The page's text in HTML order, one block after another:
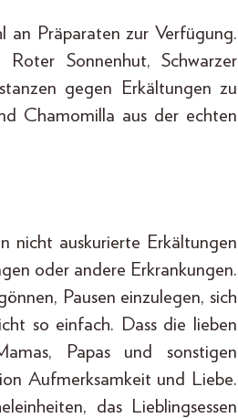
an Präparaten zur Verfügung.
Sonnenhut, Schwarzer
gegen Erkältungen zu
Chamomilla aus der echten
nicht auskurierte Erkältungen
oder andere Erkrankungen.
Pausen einzulegen, sich
so einfach. Dass die lieben
Papas und sonstigen
Aufmerksamkeit und Liebe.
das Lieblingsessen